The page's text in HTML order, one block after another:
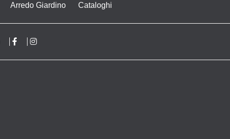
Arredo Giardino Cataloghi